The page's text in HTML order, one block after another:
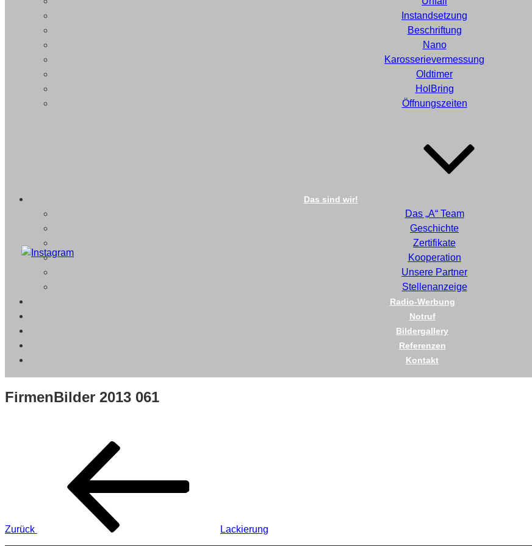
Instandsetzung
Beschriftung
Nano
Karosserievermessung
Oldtimer
HolBring
Öffnungszeiten
Das sind wir!
Das „A“ Team
Geschichte
Zertifikate
Kooperation
Unsere Partner
Stellenanzeige
Radio-Werbung
Notruf
Bildergallery
Referenzen
Kontakt
FirmenBilder 2013 061
Beitragsnavigation
Zurück Lackierung